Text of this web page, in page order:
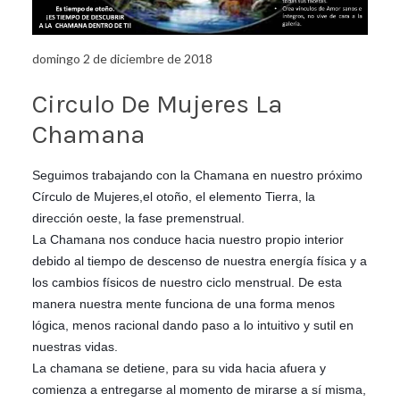
domingo 2 de diciembre de 2018
Circulo De Mujeres La
Chamana
Seguimos trabajando con la Chamana en nuestro próximo
Círculo de Mujeres,el otoño, el elemento Tierra, la
dirección oeste, la fase premenstrual.
La Chamana nos conduce hacia nuestro propio interior
debido al tiempo de descenso de nuestra energía física y a
los cambios físicos de nuestro ciclo menstrual. De esta
manera nuestra mente funciona de una forma menos
lógica, menos racional dando paso a lo intuitivo y sutil en
nuestras vidas.
La chamana se detiene, para su vida hacia afuera y
comienza a entregarse al momento de mirarse a sí misma,